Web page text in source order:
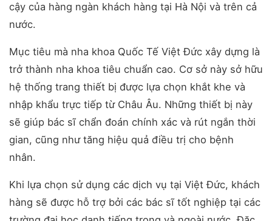
cậy của hàng ngàn khách hàng tại Hà Nội và trên cả
nước.
Mục tiêu mà nha khoa Quốc Tế Việt Đức xây dựng là
trở thành nha khoa tiêu chuẩn cao. Cơ sở này sở hữu
hệ thống trang thiết bị được lựa chọn khắt khe và
nhập khẩu trực tiếp từ Châu Âu. Những thiết bị này
sẽ giúp bác sĩ chẩn đoán chính xác và rút ngắn thời
gian, cũng như tăng hiệu quả điều trị cho bệnh
nhân.
Khi lựa chọn sử dụng các dịch vụ tại Việt Đức, khách
hàng sẽ được hỗ trợ bởi các bác sĩ tốt nghiệp tại các